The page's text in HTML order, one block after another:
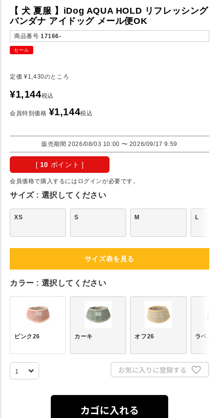
【 犬 夏服 】iDog AQUA HOLD リフレッシング
バンダナ アイドッグ メール便OK
商品番号 17166-
セール
定価 ¥1,430のところ
¥1,144税込
会員特別価格 ¥1,144税込
販売期間 2026/08/03 10:00 〜 2026/09/17 9:59
[ 10 ポイント ]
会員価格で購入するにはログインが必要です。
サイズ 選択してください
XS S M L
サイズ表を見る
カラー 選択してください
ピンク26 カーキ オフ26 ラベン
お気に入りに登録する
カゴに入れる